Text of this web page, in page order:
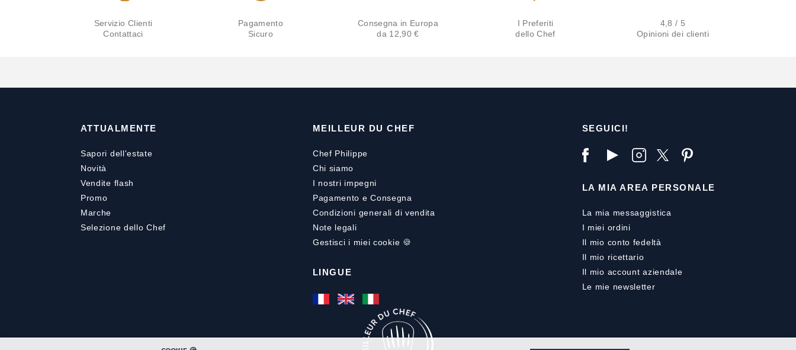
Servizio Clienti
Contattaci
Pagamento
Sicuro
Consegna in Europa
da 12,90 €
I Preferiti
dello Chef
4,8 / 5
Opinioni dei clienti
ATTUALMENTE
Sapori dell'estate
Novità
Vendite flash
Promo
Marche
Selezione dello Chef
MEILLEUR DU CHEF
Chef Philippe
Chi siamo
I nostri impegni
Pagamento eConsegna
Condizioni generali di vendita
Note legali
Gestisci i miei cookie 🍪
LINGUE
SEGUICI!
LA MIA AREA PERSONALE
La mia messaggistica
I miei ordini
Il mio conto fedeltà
Il mio ricettario
Il mio account aziendale
Le mie newsletter